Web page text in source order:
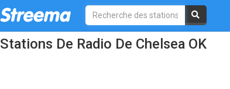
Stations De Radio De Chelsea OK